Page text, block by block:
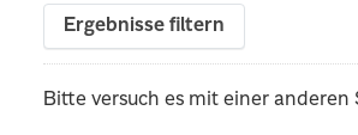
Ergebnisse filtern
Bitte versuch es mit einer anderen